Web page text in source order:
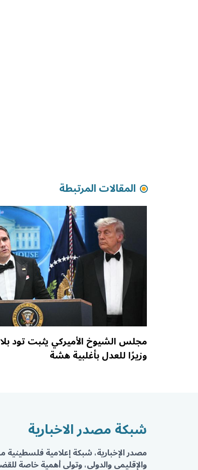
المقالات المرتبطة
مجلس الشيوخ الأميركي يثبت تود
وزيرًا للعدل بأغلبية هشة
شبكة مصدر الاخبارية
مصدر الإخبارية، شبكة إعلامية
والإقليمي والدولي، وتولي أهمية خاصة